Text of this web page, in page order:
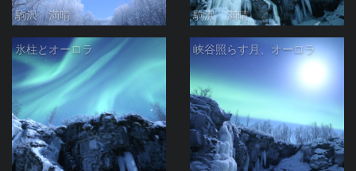
駒沢 満晴 駒沢 満晴
氷柱とオーロラ 峡谷照らす月、オーロラ